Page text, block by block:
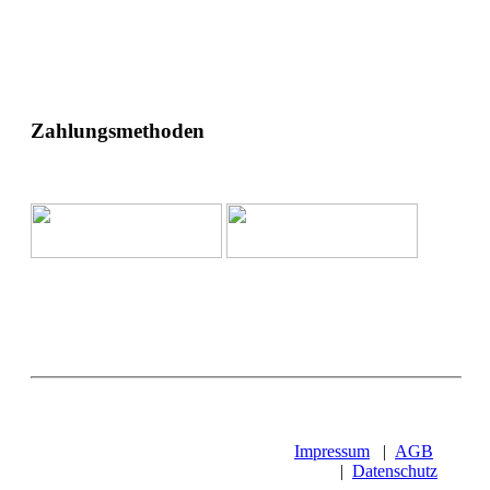
Zahlungsmethoden
Impressum | AGB
| Datenschutz